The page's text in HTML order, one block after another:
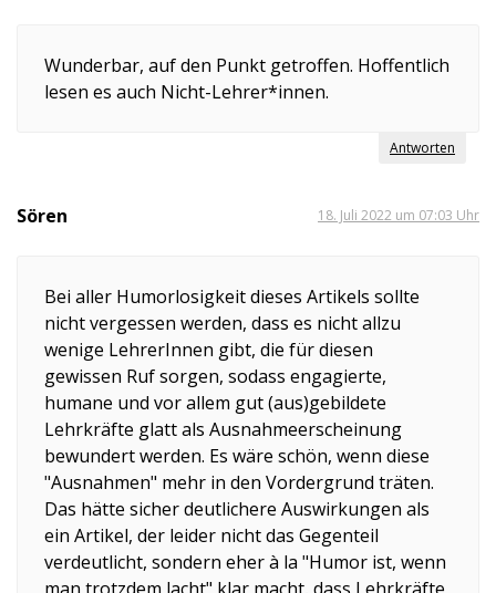
Wunderbar, auf den Punkt getroffen. Hoffentlich
lesen es auch Nicht-Lehrer*innen.
Antworten
Sören 18. Juli 2022 um 07:03 Uhr
Bei aller Humorlosigkeit dieses Artikels sollte
nicht vergessen werden, dass es nicht allzu
wenige LehrerInnen gibt, die für diesen
gewissen Ruf sorgen, sodass engagierte,
humane und vor allem gut (aus)gebildete
Lehrkräfte glatt als Ausnahmeerscheinung
bewundert werden. Es wäre schön, wenn diese
"Ausnahmen" mehr in den Vordergrund träten.
Das hätte sicher deutlichere Auswirkungen als
ein Artikel, der leider nicht das Gegenteil
verdeutlicht, sondern eher à la "Humor ist, wenn